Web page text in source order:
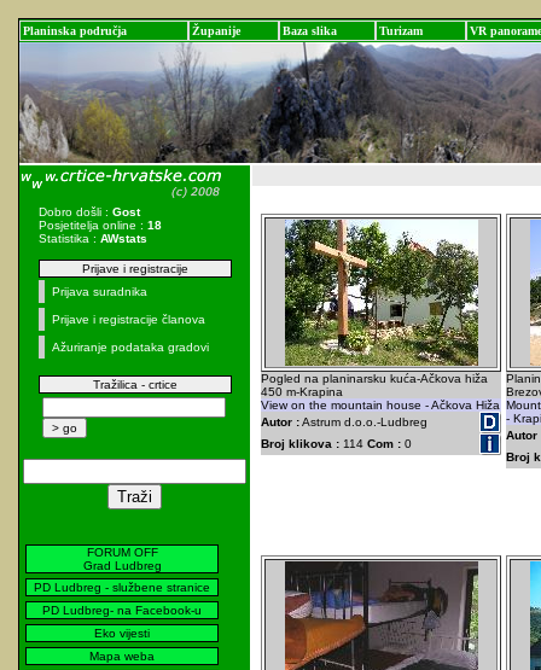
Planinska područja Županije Baza slika Turizam VR panorame
Dobro došli : Gost
Posjetitelja online : 18
Statistika : AWstats
Prijave i registracije
Prijava suradnika
Prijave i registracije članova
Ažuriranje podataka gradovi
Tražilica - crtice
FORUM OFF
Grad Ludbreg
PD Ludbreg - službene stranice
PD Ludbreg- na Facebook-u
Eko vijesti
Mapa weba
Pogled na planinarsku kuća-Ačkova hiža
450 m-Krapina
View on the mountain house - Ačkova Hiža
Autor :Astrum d.o.o.-Ludbreg
Broj klikova : 114 Com : 0
-
Autor
Broj